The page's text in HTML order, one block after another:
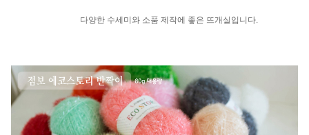
다양한 수세미와 소품 제작에 좋은 뜨개실입니다.